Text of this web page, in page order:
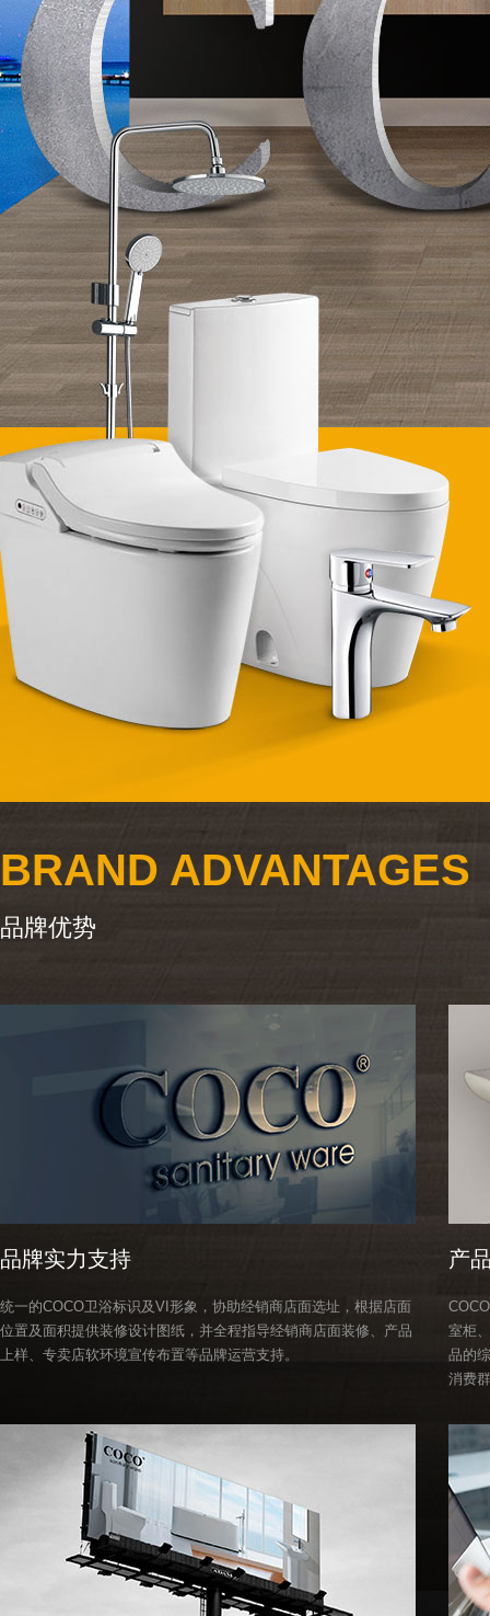
BRAND ADVANTAGES
品牌优势
品牌实力支持
统一的COCO卫浴标识及VI形象，协助经销商店面选址，根据店面
位置及面积提供装修设计图纸，并全程指导经销商店面装修、产品
上样、专卖店软环境宣传布置等品牌运营支持。
产
室柜
品的
消费